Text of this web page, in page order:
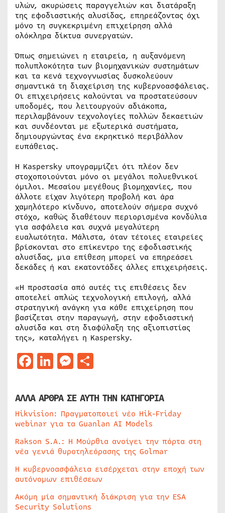
υλών, ακυρώσεις παραγγελιών και διατάραξη
της εφοδιαστικής αλυσίδας, επηρεάζοντας όχι
μόνο τη συγκεκριμένη επιχείρηση αλλά
ολόκληρα δίκτυα συνεργατών.
Όπως σημειώνει η εταιρεία, η αυξανόμενη
πολυπλοκότητα των βιομηχανικών συστημάτων
και τα κενά τεχνογνωσίας δυσκολεύουν
σημαντικά τη διαχείριση της κυβερνοασφάλειας.
Οι επιχειρήσεις καλούνται να προστατεύσουν
υποδομές, που λειτουργούν αδιάκοπα,
περιλαμβάνουν τεχνολογίες πολλών δεκαετιών
και συνδέονται με εξωτερικά συστήματα,
δημιουργώντας ένα εκρηκτικό περιβάλλον
ευπάθειας.
Η Kaspersky υπογραμμίζει ότι πλέον δεν
στοχοποιούνται μόνο οι μεγάλοι πολυεθνικοί
όμιλοι. Μεσαίου μεγέθους βιομηχανίες, που
άλλοτε είχαν λιγότερη προβολή και άρα
χαμηλότερο κίνδυνο, αποτελούν σήμερα συχνό
στόχο, καθώς διαθέτουν περιορισμένα κονδύλια
για ασφάλεια και συχνά μεγαλύτερη
ευαλωτότητα. Μάλιστα, όταν τέτοιες εταιρείες
βρίσκονται στο επίκεντρο της εφοδιαστικής
αλυσίδας, μια επίθεση μπορεί να επηρεάσει
δεκάδες ή και εκατοντάδες άλλες επιχειρήσεις.
«Η προστασία από αυτές τις επιθέσεις δεν
αποτελεί απλώς τεχνολογική επιλογή, αλλά
στρατηγική ανάγκη για κάθε επιχείρηση που
βασίζεται στην παραγωγή, στην εφοδιαστική
αλυσίδα και στη διαφύλαξη της αξιοπιστίας
της», καταλήγει η Kaspersky.
Facebook
LinkedIn
Messenger
ΑΛΛΑ ΑΡΘΡΑ ΣΕ ΑΥΤΗ ΤΗΝ ΚΑΤΗΓΟΡΙΑ
Hikvision: Πραγματοποιεί νέο Hik-Friday
webinar για τα Guanlan AI Models
Rakson S.A.: Η Μούρθια ανοίγει την πόρτα στη
νέα γενιά θυροτηλεόρασης της Golmar
Η κυβερνοασφάλεια εισέρχεται στην εποχή των
αυτόνομων επιθέσεων
Ακόμη μία σημαντική διάκριση για την ESA
Security Solutions